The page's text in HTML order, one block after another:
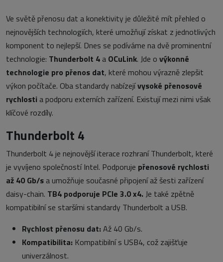
Ve světě přenosu dat a konektivity je důležité mít přehled o
nejnovějších technologiích, které umožňují získat z jednotlivých
komponent to nejlepší. Dnes se podíváme na dvě prominentní
technologie: Thunderbolt 4 a OCuLink. Jde o výkonné
technologie pro přenos dat, které mohou výrazně zlepšit
výkon počítače. Oba standardy nabízejívysoké přenosové
rychlosti a podporu externích zařízení. Existují mezi nimi však
klíčové rozdíly.
Thunderbolt 4
Thunderbolt 4 je nejnovější iterace rozhraní Thunderbolt, které
je vyvíjeno společností Intel. Podporuje přenosové rychlosti
až 40 Gb/s a umožňuje současné připojení až šesti zařízení
daisy-chain. TB4 podporuje PCIe 3.0 x4. Je také zpětně
kompatibilní se staršími standardy Thunderbolt a USB.
Rychlost přenosu dat: Až 40 Gb/s.
Kompatibilita: Kompatibilní s USB4, což zajišťuje
univerzálnost.